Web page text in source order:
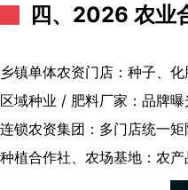
四、2026 农业
乡镇单体农资门店：种子、
区域种业 / 肥料厂家：品牌
连锁农资集团：多门店统一
种植合作社、农场基地：农